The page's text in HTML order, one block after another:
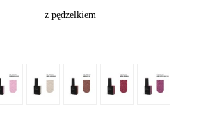
z pędzelkiem